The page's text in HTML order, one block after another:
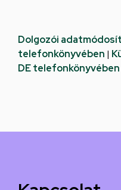
Dolgozói
telefonkönyvében |
DE telefonkönyvében